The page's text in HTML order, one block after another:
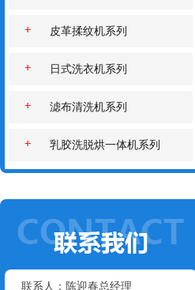
皮革揉纹机系列
日式洗衣机系列
滤布清洗机系列
乳胶洗脱烘一体机系列
联系人：陈迎春总经理